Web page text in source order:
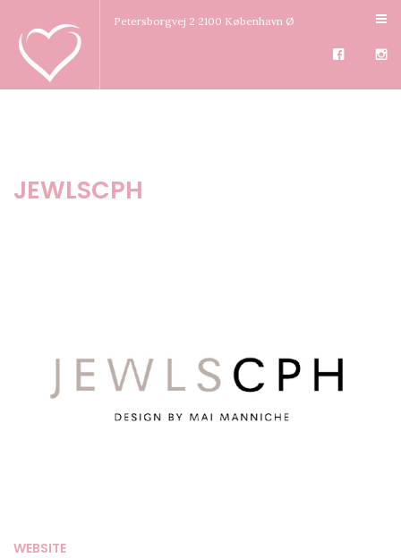
Petersborgvej 2 2100 København Ø
JEWLSCPH
WEBSITE